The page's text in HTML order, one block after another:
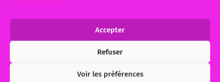
Accepter
Refuser
Voir les préférences
l'accepte